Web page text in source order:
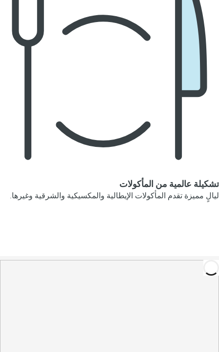
تشكيلة عالمية من المأكولات
ليالٍ مميزة تقدم المأكولات الإيطالية والمكسيكية والشرقية وغيرها.